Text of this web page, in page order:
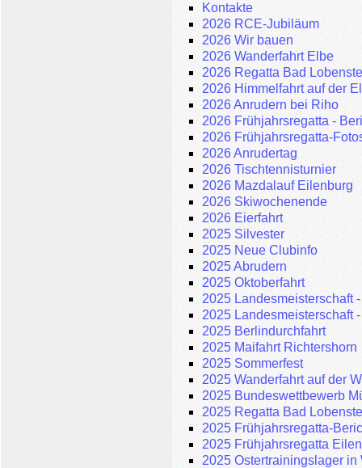
Kontakte
2026 RCE-Jubiläum
2026 Wir bauen
2026 Wanderfahrt Elbe
2026 Regatta Bad
2026 Himmelfahrt auf der
2026 Anrudern bei Riho
2026 Frühjahrsregatta -
2026 Frühjahrsregatta-
2026 Anrudertag
2026 Tischtennisturnier
2026 Mazdalauf Eilenburg
2026 Skiwochenende
2026 Eierfahrt
2025 Silvester
2025 Neue Clubinfo
2025 Abrudern
2025 Oktoberfahrt
2025 Landesmeisterschaft
2025 Landesmeisterschaft
2025 Berlindurchfahrt
2025 Maifahrt Richtershorn
2025 Sommerfest
2025 Wanderfahrt auf der
2025 Bundeswettbewerb
2025 Regatta Bad
2025 Frühjahrsregatta-
2025 Frühjahrsregatta
2025 Ostertrainingslager in